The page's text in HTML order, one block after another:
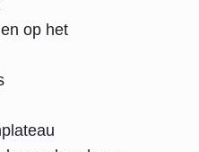
op het